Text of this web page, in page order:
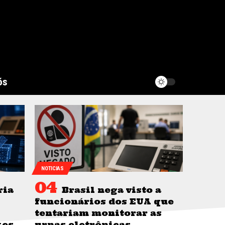
NOTICIAS
Brasil nega visto a
funcionários dos EUA que
tentariam monitorar as